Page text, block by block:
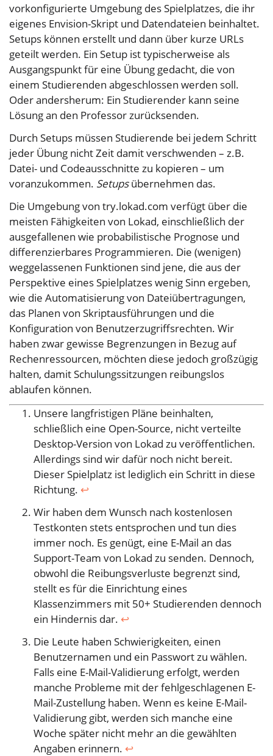
vorkonfigurierte Umgebung des Spielplatzes, die ihr
eigenes Envision-Skript und Datendateien beinhaltet.
Setups können erstellt und dann über kurze URLs
geteilt werden. Ein Setup ist typischerweise als
Ausgangspunkt für eine Übung gedacht, die von
einem Studierenden abgeschlossen werden soll.
Oder andersherum: Ein Studierender kann seine
Lösung an den Professor zurücksenden.
Durch Setups müssen Studierende bei jedem Schritt
jeder Übung nicht Zeit damit verschwenden – z.B.
Datei- und Codeausschnitte zu kopieren – um
voranzukommen. Setupsübernehmen das.
Die Umgebung von try.lokad.com verfügt über die
meisten Fähigkeiten von Lokad, einschließlich der
ausgefallenen wie probabilistische Prognose und
differenzierbares Programmieren. Die (wenigen)
weggelassenen Funktionen sind jene, die aus der
Perspektive eines Spielplatzes wenig Sinn ergeben,
wie die Automatisierung von Dateiübertragungen,
das Planen von Skriptausführungen und die
Konfiguration von Benutzerzugriffsrechten. Wir
haben zwar gewisse Begrenzungen in Bezug auf
Rechenressourcen, möchten diese jedoch großzügig
halten, damit Schulungssitzungen reibungslos
ablaufen können.
Unsere langfristigen Pläne beinhalten,
schließlich eine Open-Source, nicht verteilte
Desktop-Version von Lokad zu veröffentlichen.
Allerdings sind wir dafür noch nicht bereit.
Dieser Spielplatz ist lediglich ein Schritt in diese
Richtung. ↩︎
Wir haben dem Wunsch nach kostenlosen
Testkonten stets entsprochen und tun dies
immer noch. Es genügt, eine E-Mail an das
Support-Team von Lokad zu senden. Dennoch,
obwohl die Reibungsverluste begrenzt sind,
stellt es für die Einrichtung eines
Klassenzimmers mit 50+ Studierenden dennoch
ein Hindernis dar. ↩︎
Die Leute haben Schwierigkeiten, einen
Benutzernamen und ein Passwort zu wählen.
Falls eine E-Mail-Validierung erfolgt, werden
manche Probleme mit der fehlgeschlagenen E-
Mail-Zustellung haben. Wenn es keine E-Mail-
Validierung gibt, werden sich manche eine
Woche später nicht mehr an die gewählten
Angaben erinnern. ↩︎